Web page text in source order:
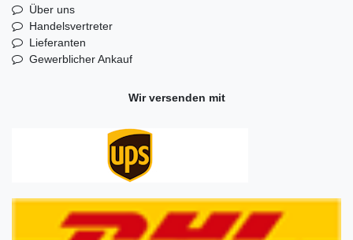
Über uns
Handelsvertreter
Lieferanten
Gewerblicher Ankauf
Wir versenden mit